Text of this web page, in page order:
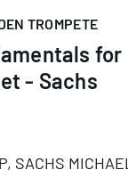
TROMPETE
for
- Sachs
SACHS MICHAEL